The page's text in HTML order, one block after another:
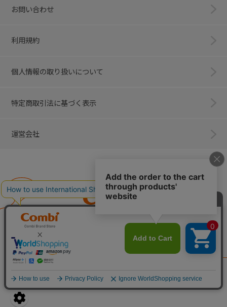
お問い合わせ
利用規約
個人情報の取り扱いについて
特定商取引法に基づく表示
運営会社
子育てに、イノベーションを。
ベビー用品のコンビ株式会社
All Right Reserved. Copyright © Combi Corporation.